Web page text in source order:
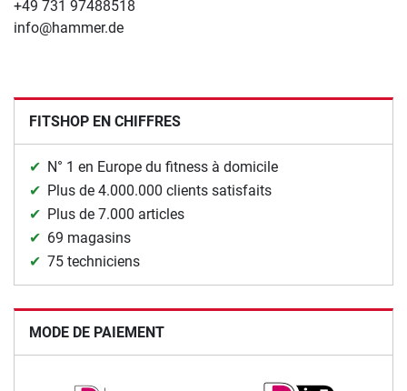
+49 731 97488518
info@hammer.de
FITSHOP EN CHIFFRES
N° 1 en Europe du fitness à domicile
Plus de 4.000.000 clients satisfaits
Plus de 7.000 articles
69 magasins
75 techniciens
MODE DE PAIEMENT